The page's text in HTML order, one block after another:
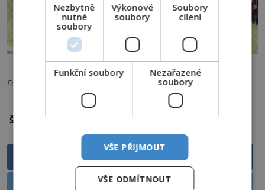
Dolmen v Jižní Koreji. FOTO: Steve46814 / CC / CC BY-SA 3.0
Foto: Viz popisky. Titulní foto: Farz brujunet / CC / CC BY-SA 3.0
Štítky: magické kameny megalitická stavba
Sdílet na X
Nezbytně
nutné
soubory
Výkonové
soubory
Soubory
cílení
Funkční soubory
Nezařazené
soubory
VŠE PŘIJMOUT
VŠE ODMÍTNOUT